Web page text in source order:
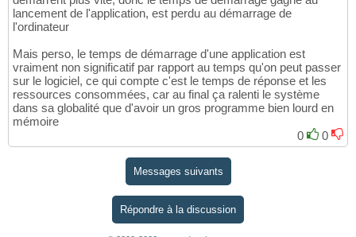
lancement de l'application, est perdu au démarrage de
l'ordinateur
Mais perso, le temps de démarrage d'une application est
vraiment non significatif par rapport au temps qu'on peut passer
sur le logiciel, ce qui compte c'est le temps de réponse et les
ressources consommées, car au final ça ralenti le système
dans sa globalité que d'avoir un gros programme bien lourd en
mémoire
0
0
Messages suivants
Répondre à la discussion